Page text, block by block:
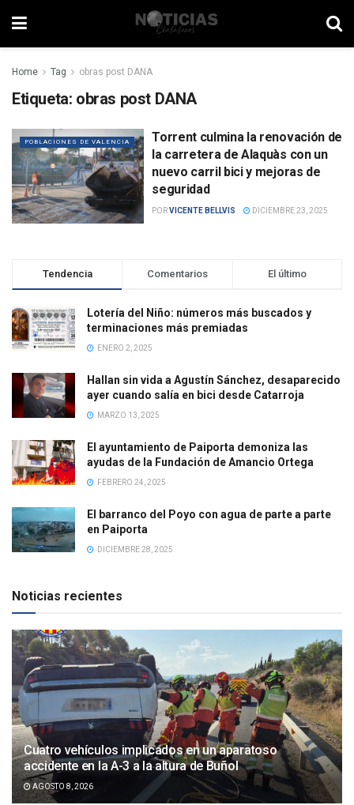
Home Tag obras post DANA
Etiqueta: obras post DANA
POBLACIONES DE VALENCIA
Torrent culmina la renovación de
la carretera de Alaquàs con un
nuevo carril bici y mejoras de
seguridad
PORVICENTE BELLVIS DICIEMBRE 23, 2025
Tendencia Comentarios El último
Lotería del Niño: números más buscados y
terminaciones más premiadas
ENERO 2, 2025
Hallan sin vida a Agustín Sánchez, desaparecido
ayer cuando salía en bici desde Catarroja
MARZO 13, 2025
El ayuntamiento de Paiporta demoniza las
ayudas de la Fundación de Amancio Ortega
FEBRERO 24, 2025
El barranco del Poyo con agua de parte a parte
en Paiporta
DICIEMBRE 28, 2025
Noticias recientes
Cuatro vehículos implicados en un aparatoso
accidente en la A-3 a la altura de Buñol
AGOSTO 8, 2026